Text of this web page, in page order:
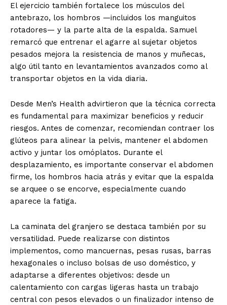
El ejercicio también fortalece los músculos del
antebrazo, los hombros —incluidos los manguitos
rotadores— y la parte alta de la espalda. Samuel
remarcó que entrenar el agarre al sujetar objetos
pesados mejora la resistencia de manos y muñecas,
algo útil tanto en levantamientos avanzados como al
transportar objetos en la vida diaria.
Desde Men’s Health advirtieron que la técnica correcta
es fundamental para maximizar beneficios y reducir
riesgos. Antes de comenzar, recomiendan contraer los
glúteos para alinear la pelvis, mantener el abdomen
activo y juntar los omóplatos. Durante el
desplazamiento, es importante conservar el abdomen
firme, los hombros hacia atrás y evitar que la espalda
se arquee o se encorve, especialmente cuando
aparece la fatiga.
La caminata del granjero se destaca también por su
versatilidad. Puede realizarse con distintos
implementos, como mancuernas, pesas rusas, barras
hexagonales o incluso bolsas de uso doméstico, y
adaptarse a diferentes objetivos: desde un
calentamiento con cargas ligeras hasta un trabajo
central con pesos elevados o un finalizador intenso de